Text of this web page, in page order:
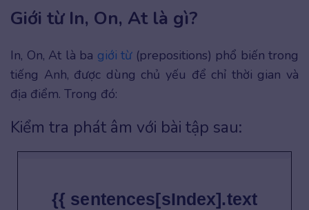
Giới từ In, On, At là gì?
In, On, At là ba giới từ(prepositions) phổ biến trong
tiếng Anh, được dùng chủ yếu để chỉ thời gian và
địa điểm. Trong đó:
Kiểm tra phát âm với bài tập sau:
{{ sentences[sIndex].text